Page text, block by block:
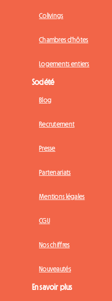
Colivings
Chambres d'hôtes
Logements entiers
Société
Blog
Recrutement
Presse
Partenariats
Mentions légales
CGU
Nos chiffres
Nouveautés
En savoir plus